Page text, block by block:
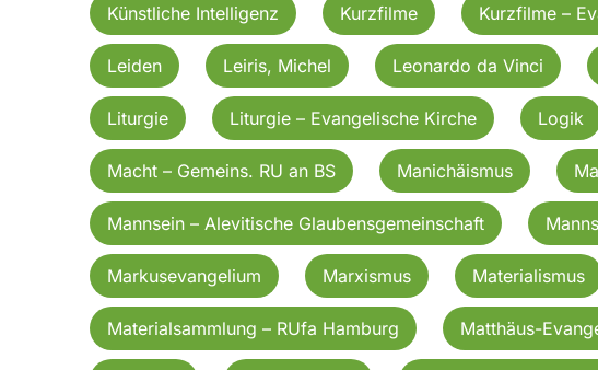
Künstliche Intelligenz Kurzfilme Kurzfilme –
Leiden Leiris, Michel Leonardo da Vinci
Liturgie Liturgie – Evangelische Kirche Logik
Macht – Gemeins. RU an BS Manichäismus
Mannsein – Alevitische Glaubensgemeinschaft
Markusevangelium Marxismus Materialismus
Materialsammlung – RUfa Hamburg Matthäus-